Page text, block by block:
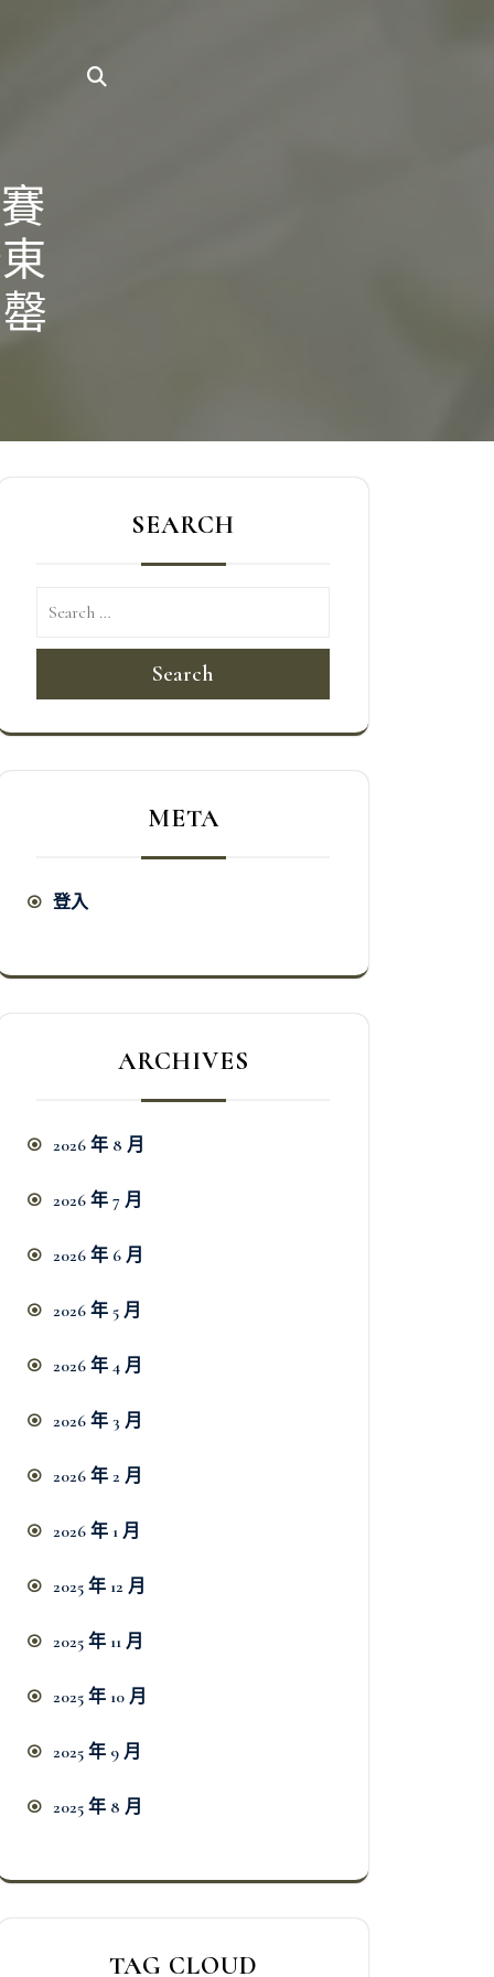
SEARCH
Search
META
登入
ARCHIVES
2026 年 8 月
2026 年 7 月
2026 年 6 月
2026 年 5 月
2026 年 4 月
2026 年 3 月
2026 年 2 月
2026 年 1 月
2025 年 12 月
2025 年 11 月
2025 年 10 月
2025 年 9 月
2025 年 8 月
TAG CLOUD